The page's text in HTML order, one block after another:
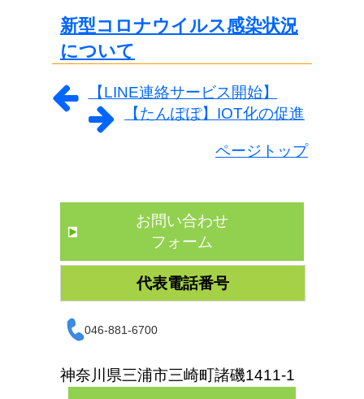
新型コロナウイルス感染状況
について
【LINE連絡サービス開始】
【たんぽぽ】IOT化の促進
ページトップ
お問い合わせ
フォーム
代表電話番号
046-881-6700
神奈川県三浦市三崎町諸磯1411-1